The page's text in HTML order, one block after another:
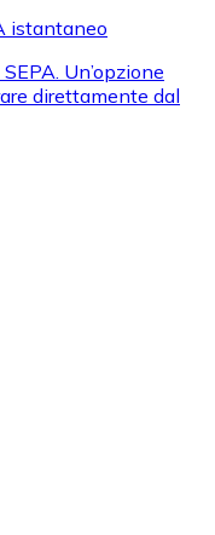
istantaneo
Un’opzione
direttamente dal